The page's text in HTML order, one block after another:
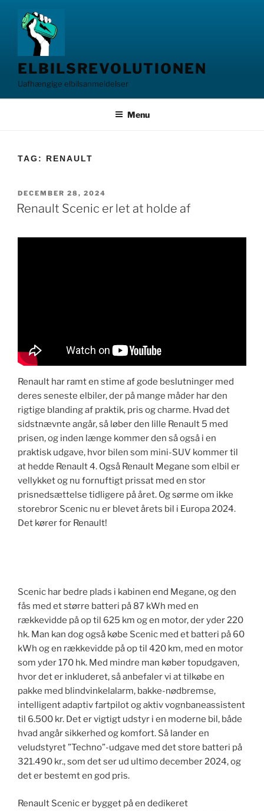
indhold
ELBILSREVOLUTIONEN
Uafhængige elbilsanmeldelser
Menu
TAG: RENAULT
UDGIVET
DEN
DECEMBER 28, 2024
Renault Scenic er let at holde af
​Renault har ramt en stime af gode beslutninger med
deres seneste elbiler, der på mange måder har den
rigtige blanding af praktik, pris og charme. Hvad det
sidstnævnte angår, så løber den lille Renault 5 med
prisen, og inden længe kommer den så også i en
praktisk udgave, hvor bilen som mini-SUV kommer til
at hedde Renault 4. Også Renault Megane som elbil er
vellykket og nu fornuftigt prissat med en stor
prisnedsættelse tidligere på året. Og sørme om ikke
storebror Scenic nu er blevet årets bil i Europa 2024.
Det kører for Renault!
Scenic har bedre plads i kabinen end Megane, og den
fås med et større batteri på 87 kWh med en
rækkevidde på op til 625 km og en motor, der yder 220
hk. Man kan dog også købe Scenic med et batteri på 60
kWh og en rækkevidde på op til 420 km​, med en motor
som yder 170 hk. Med mindre man køber topudgaven,
hvor det er inkluderet, så anbefaler vi at tilkøbe en
pakke med blindvinkelalarm, bakke-nødbremse,
intelligent adaptiv fartpilot og aktiv vognbaneassistent
til 6.500 kr. Det er vigtigt udstyr i en moderne bil, både
hvad angår sikkerhed og komfort. Så lander en
veludstyret ”Techno”-udgave med det store batteri på
321.490 kr., som det ser ud ultimo december 2024, og
det er bestemt en god pris.
Renault Scenic er bygget på en dedikeret